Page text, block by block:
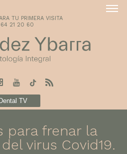
TU PRIMERA VISITA
21 20 60
Dental TV
para frenar la
virus Covid19.